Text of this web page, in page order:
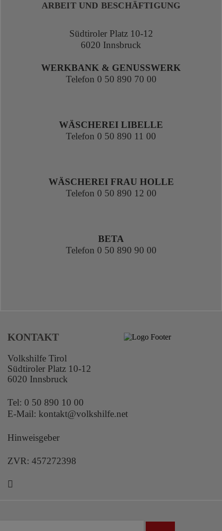
ARBEIT UND BESCHÄFTIGUNG
Südtiroler Platz 10-12
6020 Innsbruck
WERKBANK & GENUSSWERK
Telefon 0 50 890 70 00
WÄSCHEREI LIBELLE
Telefon 0 50 890 11 00
WÄSCHEREI FRAU HOLLE
Telefon 0 50 890 12 00
BETA
Telefon 0 50 890 90 00
KONTAKT
Volkshilfe Tirol
Südtiroler Platz 10-12
6020 Innsbruck
Tel: 0 50 890 10 00
E-Mail: kontakt@volkshilfe.net
Hinweisgeber
ZVR: 457272398